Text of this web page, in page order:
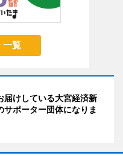
一覧
届けしている大宮経済新
サポーター団体になりま